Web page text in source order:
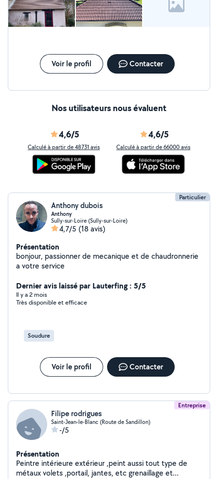
Voir le profil Contacter
Nos utilisateurs nous évaluent
4,6/5
Calculé à partir de 48731 avis
4,6/5
Calculé à partir de 66000 avis
Particulier
Anthony dubois
Anthony
Sully-sur-Loire (Sully-sur-Loire)
4,7/5 (18 avis)
Présentation
bonjour, passionner de mecanique et de chaudronnerie
a votre service
Dernier avis laissé par Lauterfing : 5/5
Il y a 2 mois
Très disponible et efficace
Soudure
Voir le profil Contacter
Entreprise
Filipe rodrigues
Saint-Jean-le-Blanc (Route de Sandillon)
-/5
Présentation
Peintre intérieure extérieur ,peint aussi tout type de
métaux volets ,portail, jantes, etc grenaillage et